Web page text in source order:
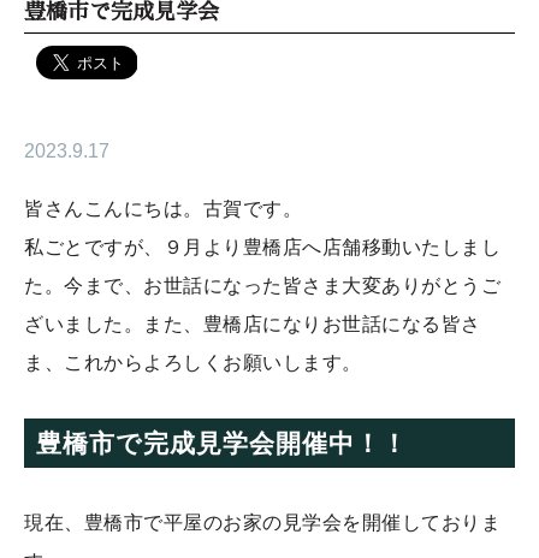
豊橋市で完成見学会
2023.9.17
皆さんこんにちは。古賀です。
私ごとですが、９月より豊橋店へ店舗移動いたしまし
た。今まで、お世話になった皆さま大変ありがとうご
ざいました。また、豊橋店になりお世話になる皆さ
ま、これからよろしくお願いします。
豊橋市で完成見学会開催中！！
現在、豊橋市で平屋のお家の見学会を開催しておりま